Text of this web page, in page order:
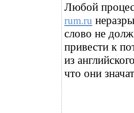
Любой
rum.ru
слово не
привести к
из
что они